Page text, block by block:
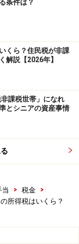
慮しております
基づく損失・損害
関やサービス提供者
条件は？
くら？住民税が非課
解説【2026年】
課税世帯」になれ
とシニアの資産事情
> 税金
>
所得税はいくら？